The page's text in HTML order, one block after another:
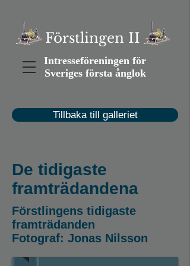
Förstlingen II
Intresseföreningen för
Sveriges första ånglok
Tillbaka till galleriet
De tidigaste
framträdandena
Förstlingens tidigaste
framträdanden
Fotograf: Jonas Nilsson
visas
för
första